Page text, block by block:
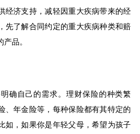
经济支持，减轻因重大疾病带来的经
先了解合同约定的重大疾病种类和赔
品。
确自己的需求。理财保险的种类繁
、年金险等，每种保险都有其特定的
如，如果你是年轻父母，希望为孩子